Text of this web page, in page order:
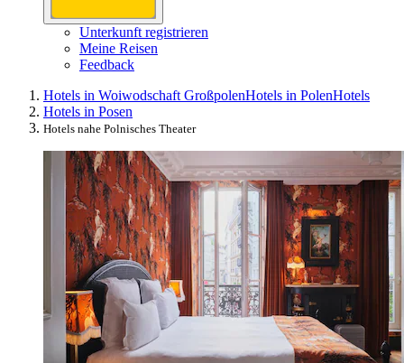
Unterkunft registrieren
Meine Reisen
Feedback
Hotels in Woiwodschaft GroßpolenHotels in PolenHotels
Hotels in Posen
Hotels nahe Polnisches Theater